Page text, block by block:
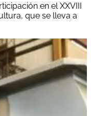
en el XXVIII
que se lleva a